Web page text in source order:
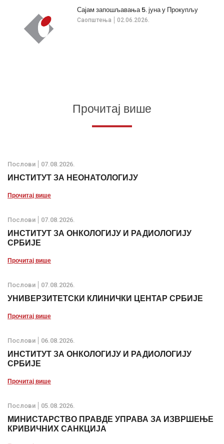
Саопштења 02.06.2026.
Сајам запошљавања 5. јуна у Прокупљу
Прочитај више
Послови 07.08.2026.
ИНСТИТУТ ЗА НЕОНАТОЛОГИЈУ
Прочитај више
Послови 07.08.2026.
ИНСТИТУТ ЗА ОНКОЛОГИЈУ И РАДИОЛОГИЈУ
СРБИЈЕ
Прочитај више
Послови 07.08.2026.
УНИВЕРЗИТЕТСКИ КЛИНИЧКИ ЦЕНТАР СРБИЈЕ
Прочитај више
Послови 06.08.2026.
ИНСТИТУТ ЗА ОНКОЛОГИЈУ И РАДИОЛОГИЈУ
СРБИЈЕ
Прочитај више
Послови 05.08.2026.
МИНИСТАРСТВО ПРАВДЕ УПРАВА ЗА ИЗВРШЕЊЕ
КРИВИЧНИХ САНКЦИЈА